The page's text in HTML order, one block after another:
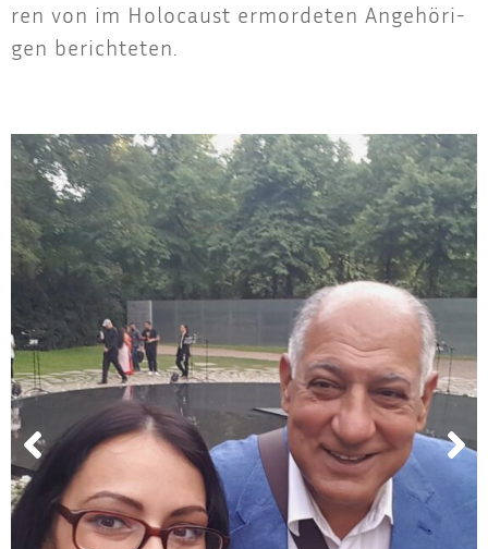
ren von im Holo­caust ermor­de­ten Ange­hö­ri­
gen berichteten.